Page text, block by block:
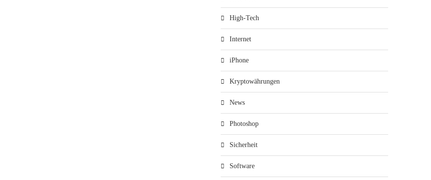
High-Tech
Internet
iPhone
Kryptowährungen
News
Photoshop
Sicherheit
Software